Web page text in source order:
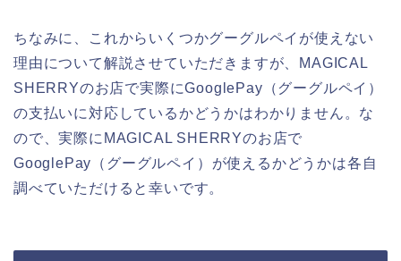
ちなみに、これからいくつかグーグルペイが使えない
理由について解説させていただきますが、MAGICAL
SHERRYのお店で実際にGooglePay（グーグルペイ）
の支払いに対応しているかどうかはわかりません。な
ので、実際にMAGICAL SHERRYのお店で
GooglePay（グーグルペイ）が使えるかどうかは各自
調べていただけると幸いです。